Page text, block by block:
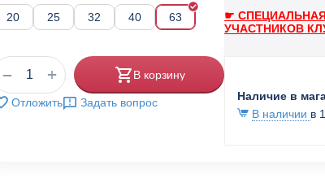
20
25 32 40 63
+
− В корзину
Отложить Задать вопрос
☛
УЧАСТНИКОВ
Наличие в
В наличии в